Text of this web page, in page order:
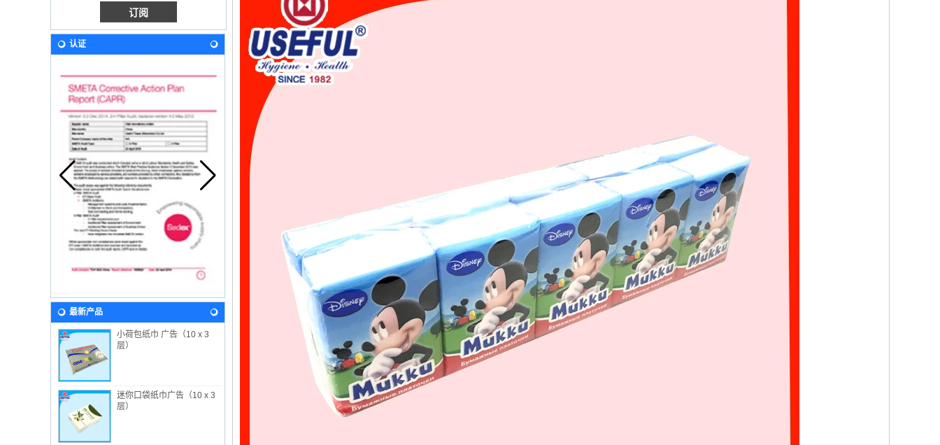
认证
最新产品
小荷包纸巾 广告（10 x 3
层）
迷你口袋纸巾广告（10 x 3
层）